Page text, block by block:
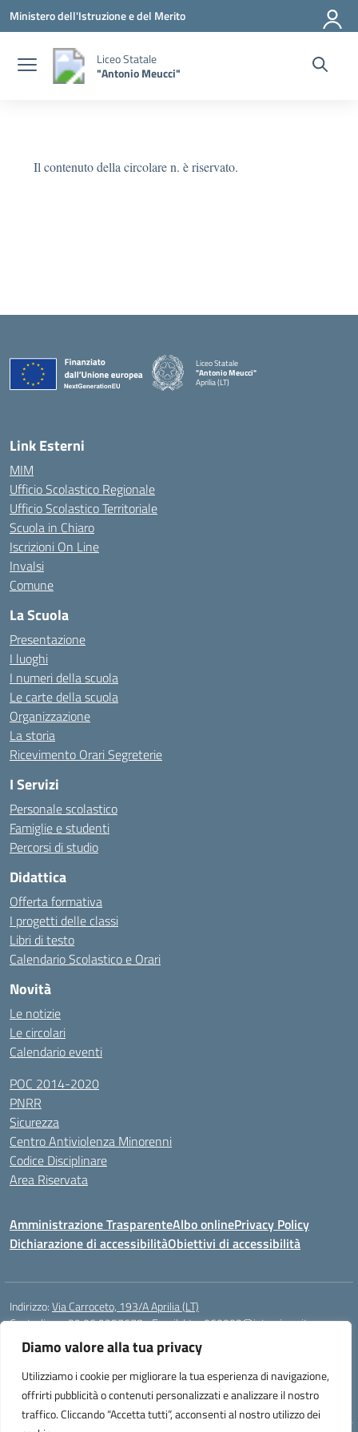
Diamo valore alla tua privacy
Utilizziamo i cookie per migliorare la tua esperienza di navigazione,
offrirti pubblicità o contenuti personalizzati e analizzare il nostro
traffico. Cliccando “Accetta tutti”, acconsenti al nostro utilizzo dei
Vai ai contenuti
Vai al menu di navigazione
Vai al footer
Ministero dell'Istruzione e del Merito
Liceo Statale
"Antonio Meucci"
Il contenuto della circolare n. è riservato.
Liceo Statale
"Antonio Meucci"
Aprilia (LT)
Link Esterni
MIM
Ufficio Scolastico Regionale
Ufficio Scolastico Territoriale
Scuola in Chiaro
Iscrizioni On Line
Invalsi
Comune
La Scuola
Presentazione
I luoghi
I numeri della scuola
Le carte della scuola
Organizzazione
La storia
Ricevimento Orari Segreterie
I Servizi
Personale scolastico
Famiglie e studenti
Percorsi di studio
Didattica
Offerta formativa
I progetti delle classi
Libri di testo
Calendario Scolastico e Orari
Novità
Le notizie
Le circolari
Calendario eventi
POC 2014-2020
PNRR
Sicurezza
Centro Antiviolenza Minorenni
Codice Disciplinare
Area Riservata
Amministrazione TrasparenteAlbo onlinePrivacy Policy
Dichiarazione di accessibilitàObiettivi di accessibilità
Indirizzo:Via Carroceto, 193/A Aprilia (LT)
Centralino:+39 06 9257678 Email:Ltps060002@istruzione.it
Posta elettronica certificata (PEC): Ltps060002@pec.istruzione.it
Codice fiscale: 91001930592
Codice meccanografico: LTPS060002